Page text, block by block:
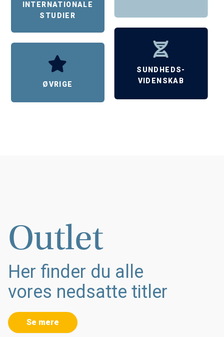
INTERNATIONALE
STUDIER
SUNDHEDS-
VIDENSKAB
ØVRIGE
Outlet
Her finder du alle
vores nedsatte titler
Se mere